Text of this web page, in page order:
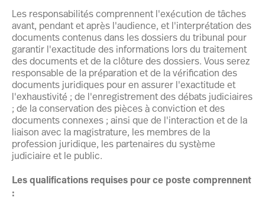
Les responsabilités comprennent l'exécution de tâches
avant, pendant et après l'audience, et l'interprétation des
documents contenus dans les dossiers du tribunal pour
garantir l'exactitude des informations lors du traitement
des documents et de la clôture des dossiers. Vous serez
responsable de la préparation et de la vérification des
documents juridiques pour en assurer l'exactitude et
l'exhaustivité ; de l'enregistrement des débats judiciaires
; de la conservation des pièces à conviction et des
documents connexes ; ainsi que de l'interaction et de la
liaison avec la magistrature, les membres de la
profession juridique, les partenaires du système
judiciaire et le public.
Les qualifications requises pour ce poste comprennent
: